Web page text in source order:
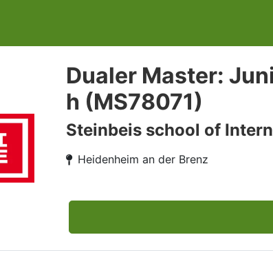
Dualer Master:
h (MS78071)
Steinbeis school of
Heidenheim an der Brenz